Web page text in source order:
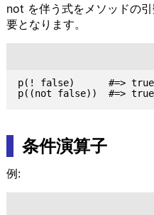
not を伴う式をメソッドの
要となります。
p(! false)      #=> true
p((not false))  #=> true
条件演算子
例: